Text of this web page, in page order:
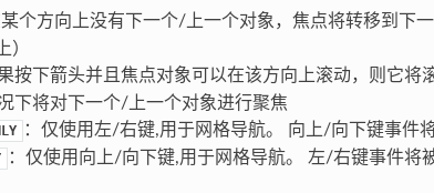
某个方向上没有下一个/上一个对象，焦点将转移到下
）
按下箭头并且焦点对象可以在该方向上滚动，则它将
下将对下一个/上一个对象进行聚焦
：仅使用左/右键,用于网格导航。 向上/向下键事件
：仅使用向上/向下键,用于网格导航。 左/右键事件将